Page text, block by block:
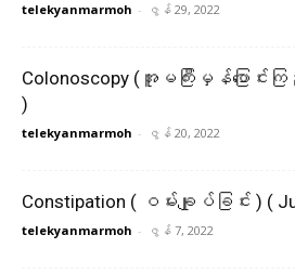
telekyanmarmoh - ဇွန် 29, 2022
Colonoscopy (အူမကြီးမှန်ပြောင်းက
)
telekyanmarmoh - ဇွန် 20, 2022
Constipation ( ဝမ်းချုပ်ခြင်း ) (
telekyanmarmoh - ဇွန် 7, 2022